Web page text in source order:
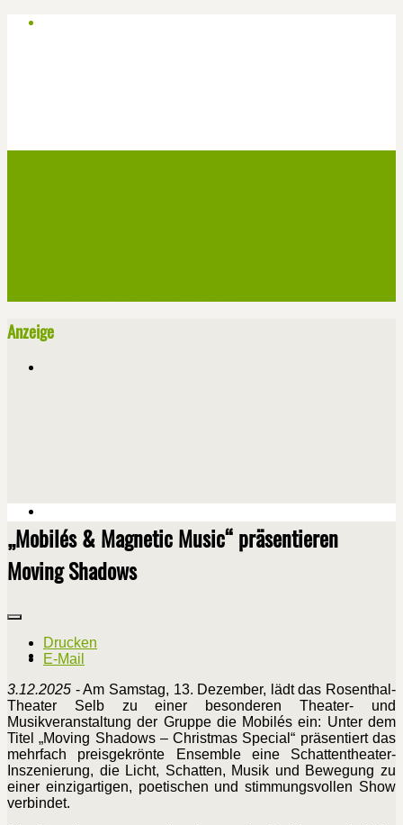
Anzeige
„Mobilés & Magnetic Music“ präsentieren
Moving Shadows
Drucken
E-Mail
3.12.2025 - Am Samstag, 13. Dezember, lädt das Rosenthal-
Theater Selb zu einer besonderen Theater- und
Musikveranstaltung der Gruppe die Mobilés ein: Unter dem
Titel „Moving Shadows – Christmas Special“ präsentiert das
mehrfach preisgekrönte Ensemble eine Schattentheater-
Inszenierung, die Licht, Schatten, Musik und Bewegung zu
einer einzigartigen, poetischen und stimmungsvollen Show
verbindet.